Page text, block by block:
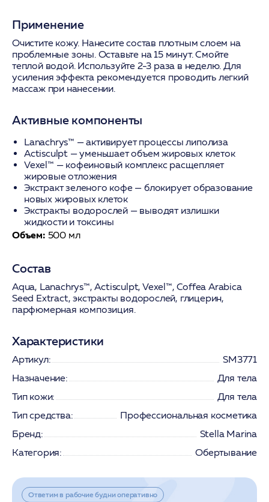
Применение
Очистите кожу. Нанесите состав плотным слоем на
проблемные зоны. Оставьте на 15 минут. Смойте
теплой водой. Используйте 2-3 раза в неделю. Для
усиления эффекта рекомендуется проводить легкий
массаж при нанесении.
Активные компоненты
Lanachrys™ — активирует процессы липолиза
Actisculpt — уменьшает объем жировых клеток
Vexel™ — кофеиновый комплекс расщепляет
жировые отложения
Экстракт зеленого кофе— блокирует образование
новых жировых клеток
Экстракты водорослей — выводят излишки
жидкости и токсины
Объем: 500 мл
Состав
Aqua, Lanachrys™, Actisculpt, Vexel™, Coffea Arabica
Seed Extract, экстракты водорослей, глицерин,
парфюмерная композиция.
Характеристики
Артикул:
SM3771
Назначение:
Для тела
Тип кожи:
Для тела
Тип средства:
Профессиональная косметика
Бренд:
Stella Marina
Категория:
Обертывание
Ответим в рабочие будни оперативно